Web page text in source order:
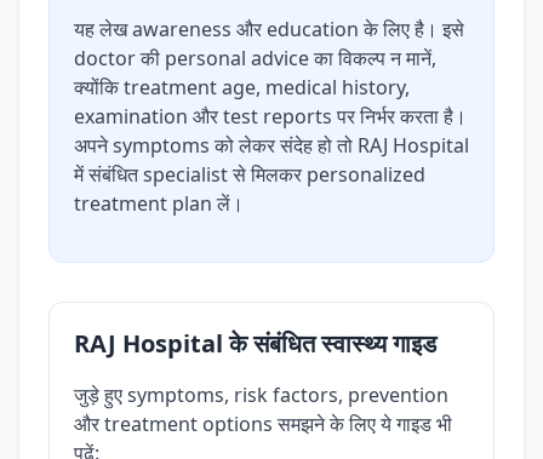
यह लेख awareness और education के लिए है। इसे
doctor की personal advice का विकल्प न मानें,
क्योंकि treatment age, medical history,
examination और test reports पर निर्भर करता है।
अपने symptoms को लेकर संदेह हो तो RAJ Hospital
में संबंधित specialist से मिलकर personalized
treatment plan लें।
RAJ Hospital के संबंधित स्वास्थ्य गाइड
जुड़े हुए symptoms, risk factors, prevention
और treatment options समझने के लिए ये गाइड भी
पढ़ें: